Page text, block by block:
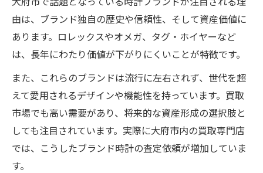
由は、ブランド独自の歴史や信頼性、そして資産価値に
あります。ロレックスやオメガ、タグ・ホイヤーなど
は、長年にわたり価値が下がりにくいことが特徴です。
また、これらのブランドは流行に左右されず、世代を超
えて愛用されるデザインや機能性を持っています。買取
市場でも高い需要があり、将来的な資産形成の選択肢と
しても注目されています。実際に大府市内の買取専門店
では、こうしたブランド時計の査定依頼が増加していま
す。